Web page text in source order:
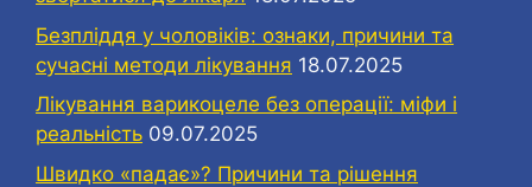
Безпліддя у чоловіків: ознаки, причини та
сучасні методи лікування 18.07.2025
Лікування варикоцеле без операції: міфи і
реальність 09.07.2025
Швидко «падає»? Причини та рішення